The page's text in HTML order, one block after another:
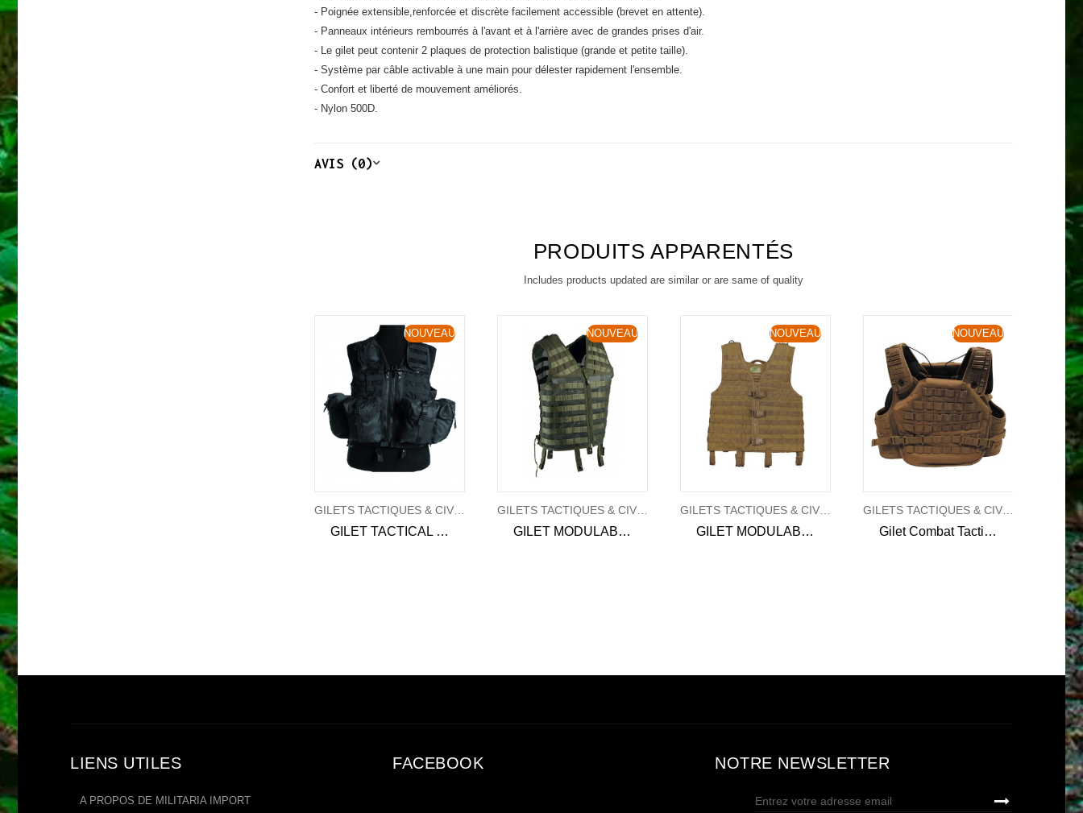
- Poignée extensible,renforcée et discrète facilement accessible (brevet en attente).
- Panneaux intérieurs rembourrés à l'avant et à l'arrière avec de grandes prises d'air.
- Le gilet peut contenir 2 plaques de protection balistique (grande et petite taille).
- Système par câble activable à une main pour délester rapidement l'ensemble.
- Confort et liberté de mouvement améliorés.
- Nylon 500D.
AVIS (0)
PRODUITS APPARENTÉS
Includes products updated are similar or are same of quality
NOUVEAU
GILETS TACTIQUES & CIVILS
GILET TACTICAL MODULAR SYSTEM 8 poches Molle
NOUVEAU
GILETS TACTIQUES & CIVILS
GILET MODULABLE OPEX
NOUVEAU
GILETS TACTIQUES & CIVILS
GILET MODULABLE TACTIQUE - COYOTE
NOUVEAU
GILETS TACTIQUES & CIVILS
Gilet Combat Tactical Armor modulable
LIENS UTILES
A PROPOS DE MILITARIA IMPORT
FACEBOOK NOTRE NEWSLETTER